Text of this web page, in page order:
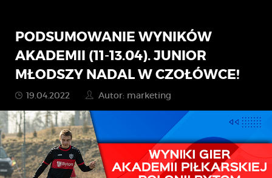
PODSUMOWANIE WYNIKÓW
AKADEMII (11-13.04). JUNIOR
MŁODSZY NADAL W CZOŁÓWCE!
19.04.2022 Autor: marketing